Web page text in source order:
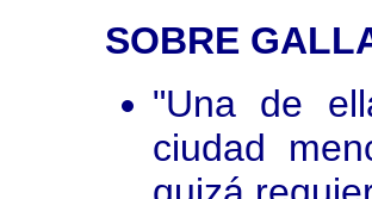
SOBRE
"Una de
ciudad